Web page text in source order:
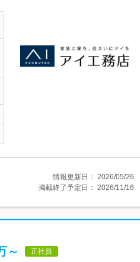
情報更新日： 2026/05/26
掲載終了予定日： 2026/11/16
～ 正社員